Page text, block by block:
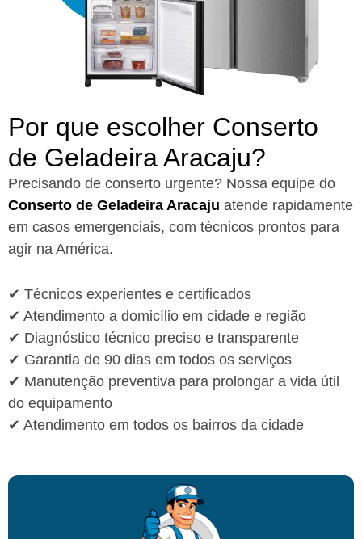
Por que escolher Conserto
de Geladeira Aracaju?​
Precisando de conserto urgente? Nossa equipe do
Conserto de Geladeira Aracaju atende rapidamente
em casos emergenciais, com técnicos prontos para
agir na América.
✔ Técnicos experientes e certificados
✔ Atendimento a domicílio em cidade e região
✔ Diagnóstico técnico preciso e transparente
✔ Garantia de 90 dias em todos os serviços
✔ Manutenção preventiva para prolongar a vida útil
do equipamento
✔ Atendimento em todos os bairros da cidade